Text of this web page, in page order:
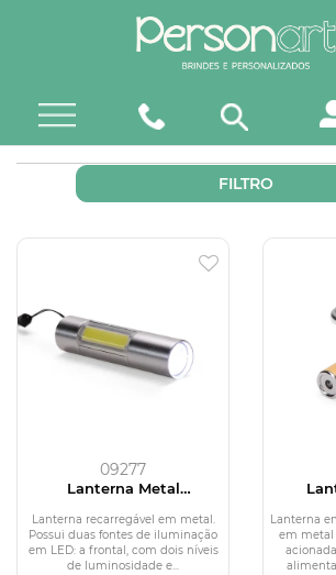
FILTRO
09277
Lanterna Metal
Lanterna recarregável em metal.
Possui duas fontes de iluminação
em LED: a frontal, com dois níveis
de luminosidade e...
Lanterna
em metal